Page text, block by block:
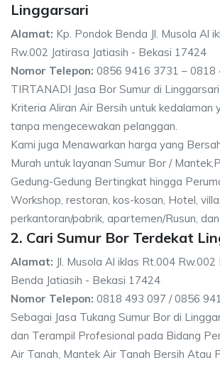
Linggarsari
Alamat: Kp. Pondok Benda Jl. Musola Al
Rw.002 Jatirasa Jatiasih - Bekasi 17424
Nomor Telepon: 0856 9416 3731 – 0818
TIRTANADI Jasa Bor Sumur di
Kriteria Aliran Air Bersih untuk kedalaman
tanpa mengecewakan pelanggan.
Kami juga Menawarkan harga yang
Murah untuk layanan Sumur Bor /
Gedung-Gedung Bertingkat hingga
Workshop, restoran, kos-kosan, Hotel,
perkantoran/pabrik, apartemen/Rusun,
2. Cari Sumur Bor Terdekat
Alamat: Jl. Musola Al iklas Rt.004 Rw.002
Benda Jatiasih - Bekasi 17424
Nomor Telepon: 0818 493 097 / 0856
Sebagai Jasa Tukang Sumur Bor di
dan Terampil Profesional pada Bidang
Air Tanah, Mantek Air Tanah Bersih Atau